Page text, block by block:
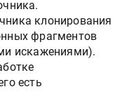
клонирования
фрагментов
искажениями).
есть